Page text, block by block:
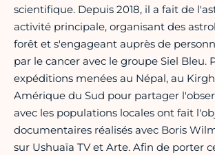
scientifique. Depuis 2018, il a fait de
activité principale, organisant des
forêt et s'engageant auprès de
par le cancer avec le groupe Siel Bleu.
expéditions menées au Népal, au
Amérique du Sud pour partager
avec les populations locales ont fait
documentaires réalisés avec Boris
sur Ushuaïa TV et Arte. Afin de porter